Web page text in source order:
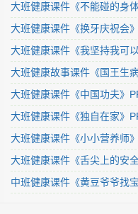
大班健康课件《不能碰的身
大班健康课件《换牙庆祝会
大班健康课件《我坚持我可
大班健康故事课件《国王生
大班健康课件《中国功夫》
大班健康课件《独自在家》
大班健康课件《小小营养师
大班健康课件《舌尖上的安
中班健康课件《黄豆爷爷找